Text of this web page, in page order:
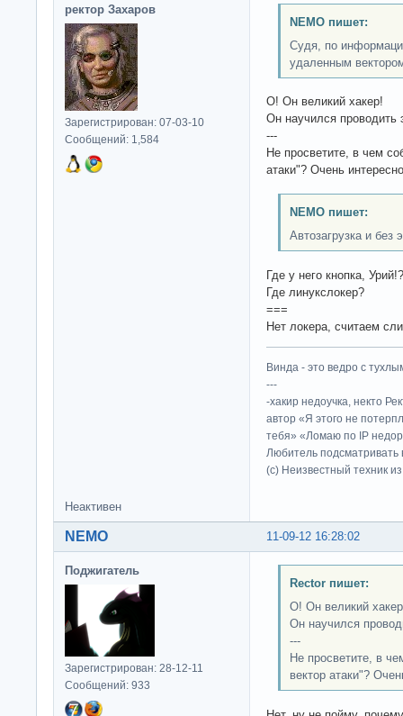
ректор Захаров
Зарегистрирован: 07-03-10
Сообщений: 1,584
NEMO пишет:
Судя, по
удаленным
О! Он великий хакер!
Он научился проводить
---
Не просветите, в чем
атаки"? Очень
NEMO пишет:
Автозагрузка и без
Где у него кнопка,
Где линукслокер?
===
Нет локера, считаем
Винда - это ведро с
---
-хакир недоучка, некто
автор «Я этого не
тебя» «Ломаю по IP
Любитель подсматривать
(c) Неизвестный техник
Неактивен
11-09-12 16:28:02
NEMO
Поджигатель
Зарегистрирован: 28-12-11
Сообщений: 933
Rector пишет:
О! Он великий
Он научился
---
Не просветите, в
вектор атаки"?